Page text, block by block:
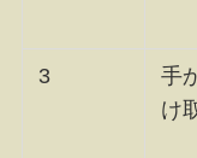
3
手
け